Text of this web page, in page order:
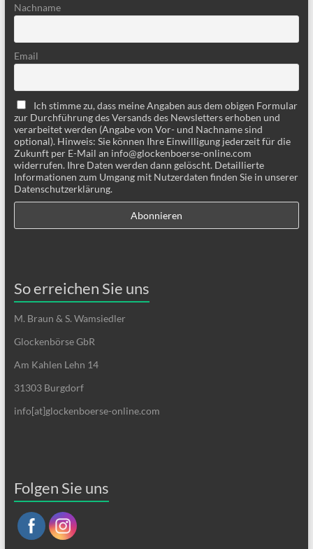
Nachname
Email
Ich stimme zu, dass meine Angaben aus dem obigen Formular
zur Durchführung des Versands des Newsletters erhoben und
verarbeitet werden (Angabe von Vor- und Nachname sind
optional). Hinweis: Sie können Ihre Einwilligung jederzeit für die
Zukunft per E-Mail an info@glockenboerse-online.com
widerrufen. Ihre Daten werden dann gelöscht. Detaillierte
Informationen zum Umgang mit Nutzerdaten finden Sie in unserer
Datenschutzerklärung.
So erreichen Sie uns
M. Braun & S. Wamsiedler
Glockenbörse GbR
Am Kahlen Lehn 14
31303 Burgdorf
info[at]glockenboerse-online.com
Folgen Sie uns